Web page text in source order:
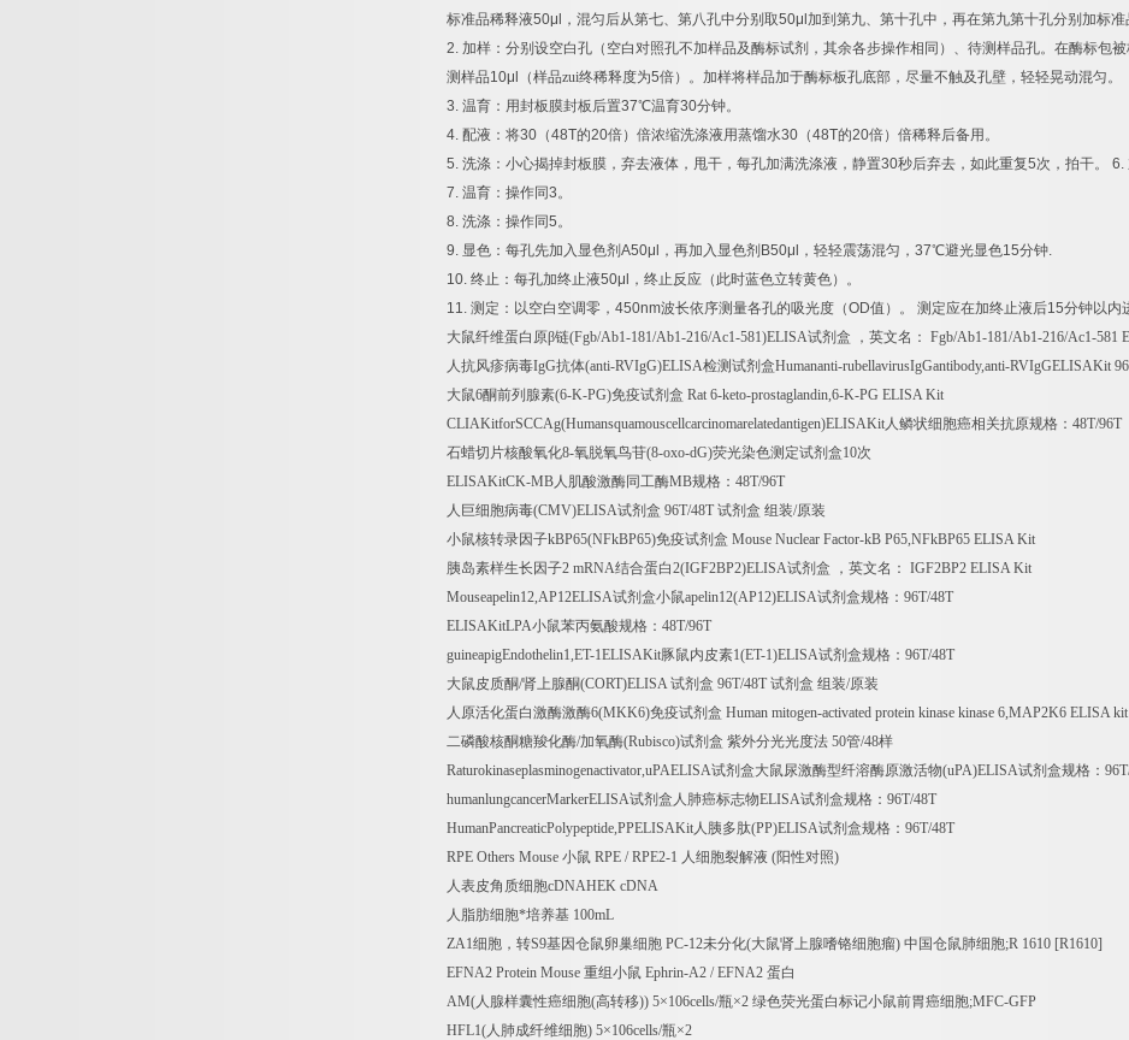
标准品稀释液50μl ，混匀后从第七、第八孔中分别取50μl 加到第九、第十孔中，再在第九第十孔分别加标准
2. 加样：分别设空白孔（空白对照孔不加样品及酶标试剂，其余各步操作相同）、待测样品孔。在酶标包
测样品10μl （样品zui终稀释度为5倍）。加样将样品加于酶标板孔底部，尽量不触及孔壁，轻轻晃动混匀。
3. 温育：用封板膜封板后置37℃温育30分钟。
4. 配液：将30 （48T的20倍）倍浓缩洗涤液用蒸馏水30 （48T的20倍）倍稀释后备用。
5. 洗涤：小心揭掉封板膜，弃去液体，甩干，每孔加满洗涤液，静置30秒后弃去，如此重复5次，拍干。 6.
7. 温育：操作同3。
8. 洗涤：操作同5。
9. 显色：每孔先加入显色剂 A50μl ，再加入显色剂 B50μl ，轻轻震荡混匀， 37℃避光显色15分钟.
10. 终止：每孔加终止液50μl
，终止反应（此时蓝色立转黄色）。
11. 测定：以空白空调零， 450nm波长依序测量各孔的吸光度（OD值）。 测定应在加终止液后15分钟以内
大鼠纤维蛋白原β链(Fgb/Ab1-181/Ab1-216/Ac1-581)ELISA试剂盒 ，英文名： Fgb/Ab1-181/Ab1-216/Ac1-581
人抗风疹病毒IgG抗体(anti-RVIgG)ELISA检测试剂盒Humananti-rubellavirusIgGantibody,anti-RVIgGELISAKit
大鼠6酮前列腺素(6-K-PG)免疫试剂盒 Rat 6-keto-prostaglandin,6-K-PG ELISA Kit
CLIAKitforSCCAg(Humansquamouscellcarcinomarelatedantigen)ELISAKit人鳞状细胞癌相关抗原规格： 48T/96T
石蜡切片核酸氧化8-氧脱氧鸟苷(8-oxo-dG)荧光染色测定试剂盒10次
ELISAKitCK-MB人肌酸激酶同工酶MB规格： 48T/96T
人巨细胞病毒(CMV)ELISA试剂盒 96T/48T 试剂盒 组装/原装
小鼠核转录因子kBP65(NFkBP65)免疫试剂盒 Mouse Nuclear Factor-kB P65,NFkBP65 ELISA Kit
胰岛素样生长因子2 mRNA结合蛋白2(IGF2BP2)ELISA试剂盒 ，英文名： IGF2BP2 ELISA Kit
Mouseapelin12,AP12ELISA试剂盒小鼠apelin12(AP12)ELISA试剂盒规格： 96T/48T
ELISAKitLPA小鼠苯丙氨酸规格： 48T/96T
guineapigEndothelin1,ET-1ELISAKit豚鼠内皮素1(ET-1)ELISA试剂盒规格： 96T/48T
大鼠皮质酮/肾上腺酮(CORT)ELISA试剂盒 96T/48T 试剂盒 组装/原装
人原活化蛋白激酶激酶6(MKK6)免疫试剂盒 Human mitogen-activated protein kinase kinase 6,MAP2K6 ELISA kit
二磷酸核酮糖羧化酶/加氧酶(Rubisco)试剂盒 紫外分光光度法 50管/48样
Raturokinaseplasminogenactivator,uPAELISA试剂盒大鼠尿激酶型纤溶酶原激活物(uPA)ELISA试剂盒规格：
humanlungcancerMarkerELISA试剂盒人肺癌标志物ELISA试剂盒规格： 96T/48T
HumanPancreaticPolypeptide,PPELISAKit人胰多肽(PP)ELISA试剂盒规格： 96T/48T
RPE Others Mouse 小鼠 RPE / RPE2-1 人细胞裂解液 (阳性对照)
人表皮角质细胞cDNAHEK cDNA
人脂肪细胞*培养基 100mL
ZA1细胞，转S9基因仓鼠卵巢细胞 PC-12未分化(大鼠肾上腺嗜铬细胞瘤) 中国仓鼠肺细胞;R 1610 [R1610]
EFNA2 Protein Mouse 重组小鼠 Ephrin-A2 / EFNA2 蛋白
AM(人腺样囊性癌细胞(高转移)) 5×106cells/瓶×2 绿色荧光蛋白标记小鼠前胃癌细胞;MFC-GFP
HFL1(人肺成纤维细胞) 5×106cells/瓶×2